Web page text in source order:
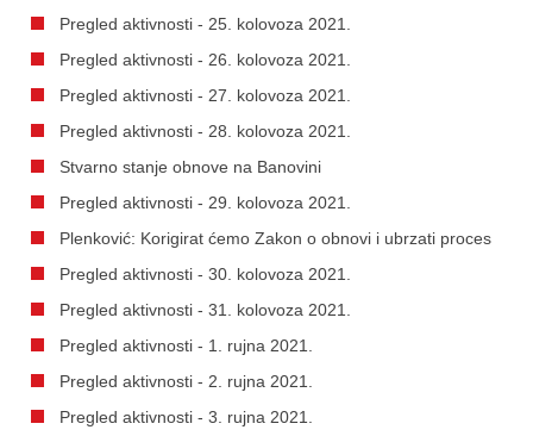
Pregled aktivnosti - 25. kolovoza 2021.
Pregled aktivnosti - 26. kolovoza 2021.
Pregled aktivnosti - 27. kolovoza 2021.
Pregled aktivnosti - 28. kolovoza 2021.
Stvarno stanje obnove na Banovini
Pregled aktivnosti - 29. kolovoza 2021.
Plenković: Korigirat ćemo Zakon o obnovi i ubrzati proces
Pregled aktivnosti - 30. kolovoza 2021.
Pregled aktivnosti - 31. kolovoza 2021.
Pregled aktivnosti - 1. rujna 2021.
Pregled aktivnosti - 2. rujna 2021.
Pregled aktivnosti - 3. rujna 2021.